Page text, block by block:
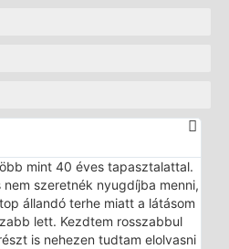
mint 40 éves tapasztalattal.
szeretnék nyugdíjba menni,
állandó terhe miatt a látásom
lett. Kezdtem rosszabbul
is nehezen tudtam elolvasni